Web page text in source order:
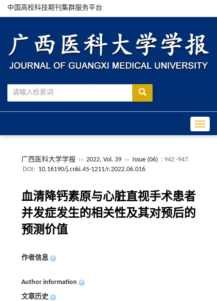
中国高校科技期刊集群服务平台
广西医科大学学报 ›› 2022, Vol. 39 ›› Issue (06) : 942 -947.
DOI: 10.16190/j.cnki.45-1211/r.2022.06.016
血清降钙素原与心脏直视手术患者
并发症发生的相关性及其对预后的
预测价值
作者信息 +
Author information +
文章历史 +